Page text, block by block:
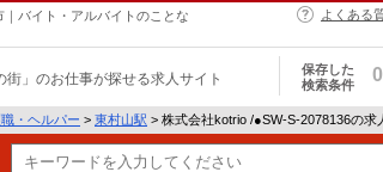
バイト・アルバイトのことな
よくある
街」のお仕事が探せる求人サイト
保存した
検索条件
0
・ヘルパー > 東村山駅 > 株式会社kotrio /●SW-S-2078136の求